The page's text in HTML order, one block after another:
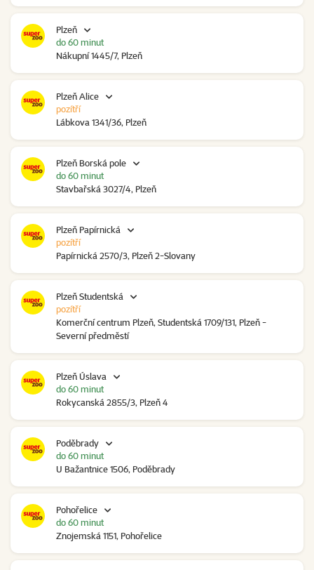
Plzeň
Nákupní 1445/7, Plzeň
do 60 minut
Plzeň Alice
Lábkova 1341/36, Plzeň
pozítří
Plzeň Borská pole
Stavbařská 3027/4, Plzeň
do 60 minut
Plzeň Papírnická
Papírnická 2570/3, Plzeň 2-Slovany
pozítří
Plzeň Studentská
Komerční centrum Plzeň, Studentská 1709/131, Plzeň -
Severní předměstí
pozítří
Plzeň Úslava
Rokycanská 2855/3, Plzeň 4
do 60 minut
Poděbrady
U Bažantnice 1506, Poděbrady
do 60 minut
Pohořelice
Znojemská 1151, Pohořelice
do 60 minut